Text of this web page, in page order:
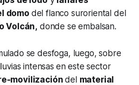
domo del flanco suroriental del
Volcán, donde se embalsan.
se desfoga, luego, sobre
intensas en este sector
movilizacióndel material